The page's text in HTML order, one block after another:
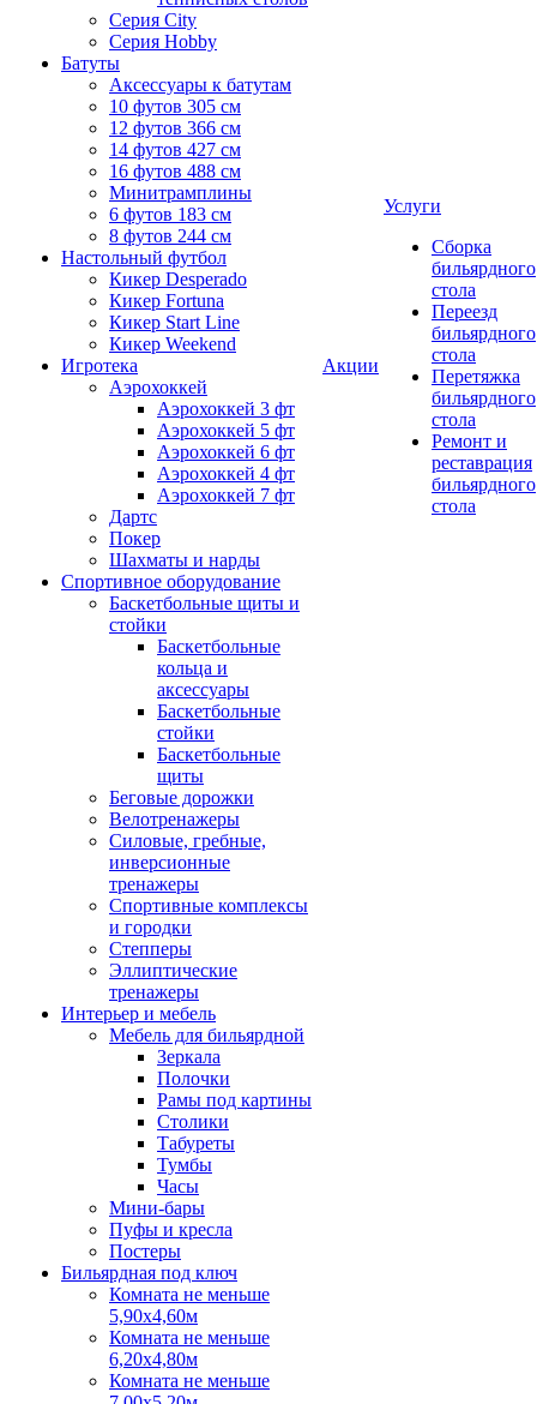
Серия City
Серия Hobby
Батуты
Аксессуары к батутам
10 футов 305 см
12 футов 366 см
14 футов 427 см
16 футов 488 см
Минитрамплины
6 футов 183 см
8 футов 244 см
Настольный футбол
Кикер Desperado
Кикер Fortuna
Кикер Start Line
Кикер Weekend
Игротека
Аэрохоккей
Аэрохоккей 3 фт
Аэрохоккей 5 фт
Аэрохоккей 6 фт
Аэрохоккей 4 фт
Аэрохоккей 7 фт
Дартс
Покер
Шахматы и нарды
Спортивное оборудование
Баскетбольные щиты и
стойки
Баскетбольные
кольца и
аксессуары
Баскетбольные
стойки
Баскетбольные
щиты
Беговые дорожки
Велотренажеры
Силовые, гребные,
инверсионные
тренажеры
Спортивные комплексы
и городки
Степперы
Эллиптические
тренажеры
Интерьер и мебель
Мебель для бильярдной
Зеркала
Полочки
Рамы под картины
Столики
Табуреты
Тумбы
Часы
Мини-бары
Пуфы и кресла
Постеры
Бильярдная под ключ
Комната не меньше
5,90х4,60м
Комната не меньше
6,20х4,80м
Комната не меньше
Акции
Услуги
Сборка
бильярдного
стола
Переезд
бильярдного
стола
Перетяжка
бильярдного
стола
Ремонт и
реставрация
бильярдного
стола